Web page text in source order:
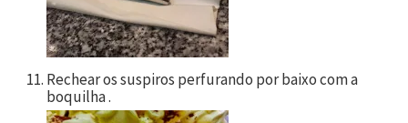
Rechear os suspiros perfurando por baixo com a
boquilha .